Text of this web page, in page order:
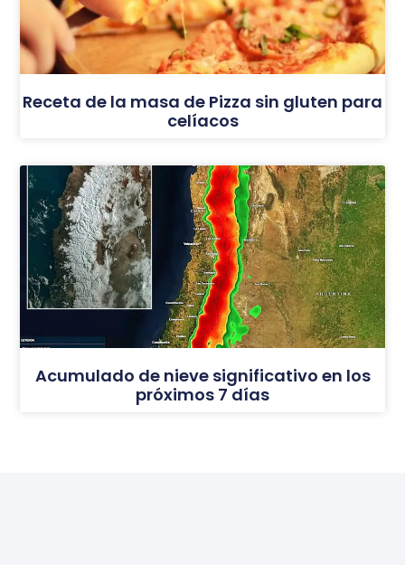
Receta de la masa de Pizza sin gluten para
celíacos
Acumulado de nieve significativo en los
próximos 7 días